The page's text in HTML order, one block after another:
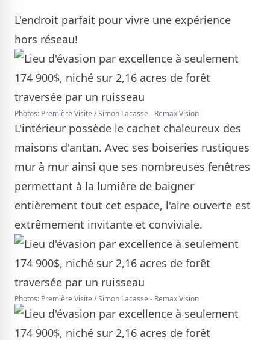
L'endroit parfait pour vivre une expérience
hors réseau!
Photos: Première Visite / Simon Lacasse - Remax Vision
L'intérieur possède le cachet chaleureux des
maisons d'antan. Avec ses boiseries rustiques
mur à mur ainsi que ses nombreuses fenêtres
permettant à la lumière de baigner
entièrement tout cet espace, l'aire ouverte est
extrêmement invitante et conviviale.
Photos: Première Visite / Simon Lacasse - Remax Vision